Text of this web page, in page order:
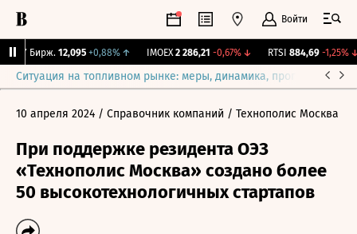
Войти
CNY Бирж. 12,095 +0,88%↑ IMOEX 2 286,21 -0,67%↓ RTSI 884,69 -1,25%↓
Ситуация на топливном рынке: меры, динамика, прогнозы
10 апреля 2024 / Справочник компаний / Технополис Москва
При поддержке резидента ОЭЗ
«Технополис Москва» создано более
50 высокотехнологичных стартапов